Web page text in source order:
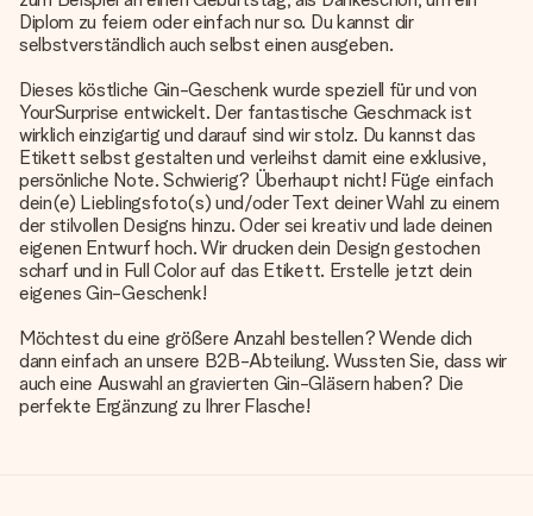
Diplom zu feiern oder einfach nur so. Du kannst dir
selbstverständlich auch selbst einen ausgeben.
Dieses köstliche Gin-Geschenk wurde speziell für und von
YourSurprise entwickelt. Der fantastische Geschmack ist
wirklich einzigartig und darauf sind wir stolz. Du kannst das
Etikett selbst gestalten und verleihst damit eine exklusive,
persönliche Note. Schwierig? Überhaupt nicht! Füge einfach
dein(e) Lieblingsfoto(s) und/oder Text deiner Wahl zu einem
der stilvollen Designs hinzu. Oder sei kreativ und lade deinen
eigenen Entwurf hoch. Wir drucken dein Design gestochen
scharf und in Full Color auf das Etikett. Erstelle jetzt dein
eigenes Gin-Geschenk!
Möchtest du eine größere Anzahl bestellen? Wende dich
dann einfach an unsere B2B-Abteilung. Wussten Sie, dass wir
auch eine Auswahl angravierten Gin-Gläsern haben? Die
perfekte Ergänzung zu Ihrer Flasche!